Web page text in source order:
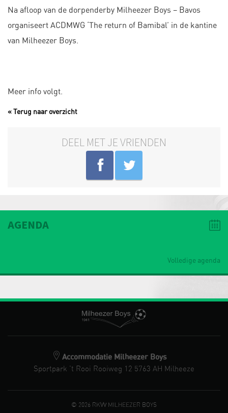
Na afloop van de dorpenderby Milheezer Boys – Bavos
organiseert ACDMWG ‘The return of Bamibal’ in de kantine
van Milheezer Boys.
Meer info volgt.
« Terug naar overzicht
DEEL MET JE VRIENDEN
AGENDA
Volledige agenda
Accommodatie Milheezer Boys
Sportpark 't Rooi Rooiweg 12 5763 AH Milheeze
© 2026 RKVV MILHEEZER BOYS